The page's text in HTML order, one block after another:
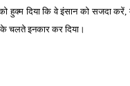
हुक्म दिया कि वे इंसान को सजदा करें,
चलते इनकार कर दिया।